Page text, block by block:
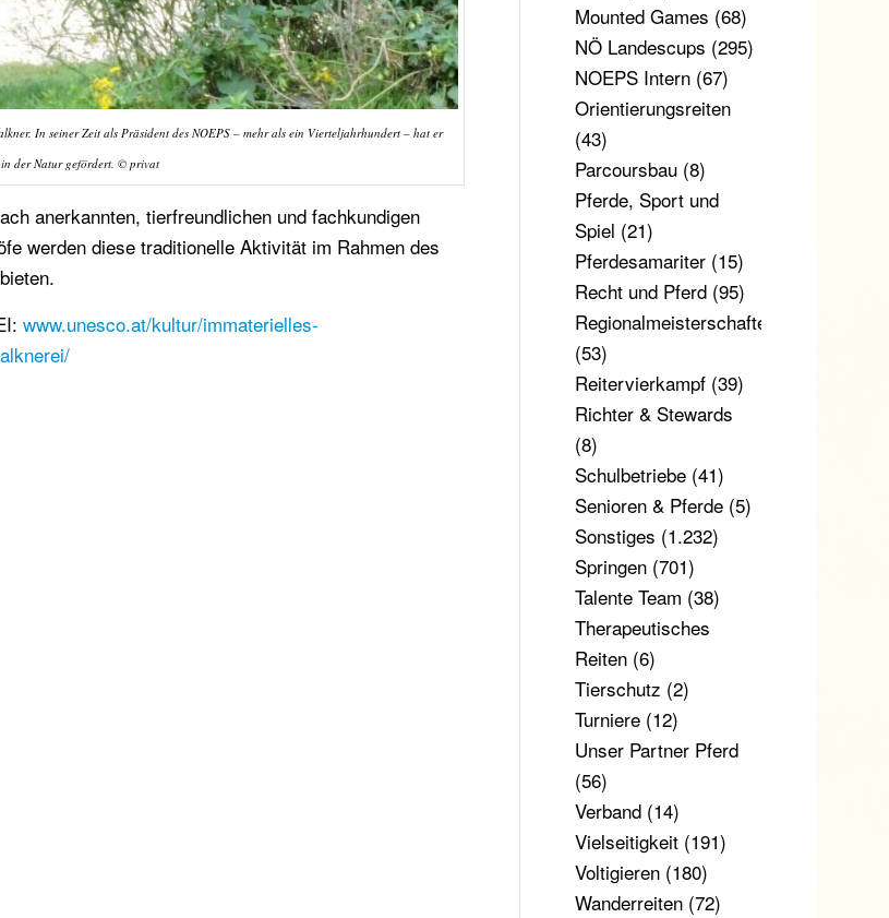
In seiner Zeit als Präsident des NOEPS – mehr als ein Vierteljahrhundert – hat er
der Natur gefördert. © privat
anerkannten, tierfreundlichen und fachkundigen
werden diese traditionelle Aktivität im Rahmen des
www.unesco.at/kultur/immaterielles-
Mounted Games (68)
NÖ Landescups (295)
NOEPS Intern(67)
Orientierungsreiten
(43)
Parcoursbau(8)
Pferde, Sport und
Spiel (21)
Pferdesamariter(15)
Recht und Pferd(95)
Regionalmeisterschaften
(53)
Reitervierkampf(39)
Richter & Stewards
(8)
Schulbetriebe(41)
Senioren & Pferde(5)
Sonstiges (1.232)
Springen(701)
Talente Team (38)
Therapeutisches
Reiten(6)
Tierschutz (2)
Turniere(12)
Unser Partner Pferd
(56)
Verband(14)
Vielseitigkeit(191)
Voltigieren(180)
Wanderreiten(72)